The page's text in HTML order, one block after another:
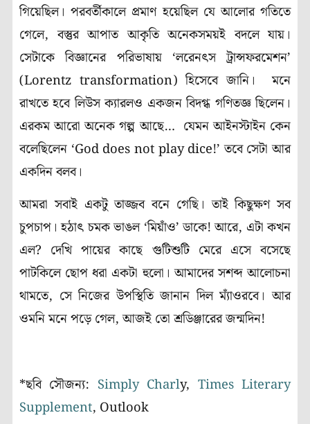
গিয়েছিল। পরবর্তীকালে প্রমাণ হয়েছিল যে আলোর গতিতে
গেলে, বস্তুর আপাত আকৃতি অনেকসময়ই বদলে যায়।
সেটাকে বিজ্ঞানের পরিভাষায় ‘লরেনৎস ট্রান্সফরমেশন’
(Lorentz transformation) হিসেবে জানি। মনে
রাখতে হবে লিউস ক্যারলও একজন বিদগ্ধ গণিতজ্ঞ ছিলেন।
এরকম আরো অনেক গল্প আছে… যেমন আইনস্টাইন কেন
বলেছিলেন ‘God does not play dice!’ তবে সেটা আর
একদিন বলব।
আমরা সবাই একটু তাজ্জব বনে গেছি। তাই কিছুক্ষণ সব
চুপচাপ। হঠাৎ চমক ভাঙল ‘মিয়াঁও’ ডাকে! আরে, এটা কখন
এল? দেখি পায়ের কাছে গুটিশুটি মেরে এসে বসেছে
পাটকিলে ছোপ ধরা একটা হুলো। আমাদের সশব্দ আলোচনা
থামতে, সে নিজের উপস্থিতি জানান দিল ম্যাঁওরবে। আর
ওমনি মনে পড়ে গেল, আজই তো শ্রডিঞ্জারের জন্মদিন!
*ছবি সৌজন্য: Simply Charly, Times Literary
Supplement, Outlook